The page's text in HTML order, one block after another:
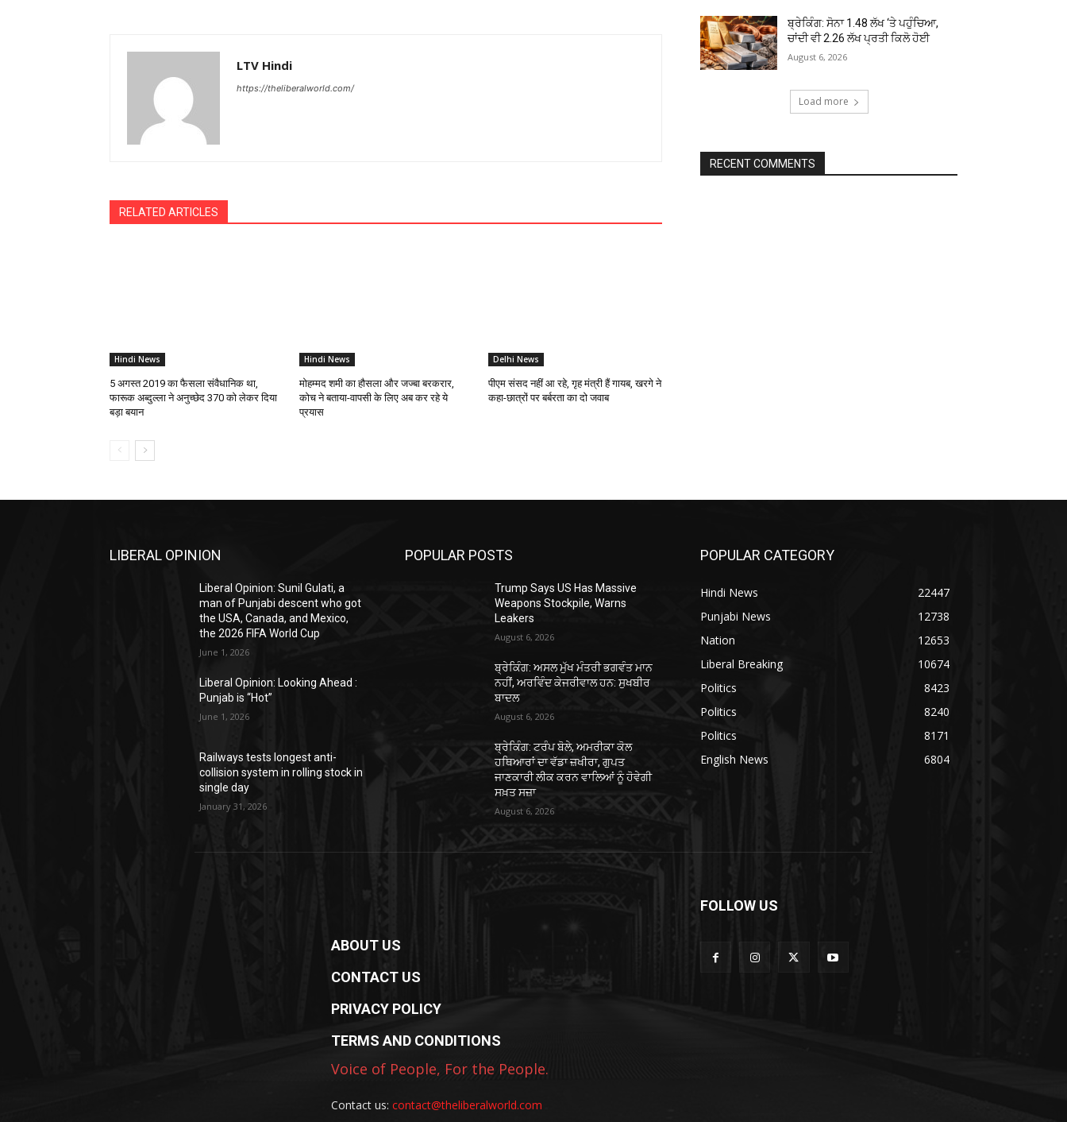
LTV Hindi
https://theliberalworld.com/
RELATED ARTICLES
Hindi News
5 अगस्त 2019 का फैसला संवैधानिक था,
फारूक अब्दुल्ला ने अनुच्छेद 370 को लेकर दिया
बड़ा बयान
Hindi News
मोहम्मद शमी का हौसला और जज्बा बरकरार,
कोच ने बताया-वापसी के लिए अब कर रहे ये
प्रयास
Delhi News
पीएम संसद नहीं आ रहे, गृह मंत्री हैं गायब, खरगे ने
कहा-छात्रों पर बर्बरता का दो जवाब
ਬ੍ਰੇਕਿੰਗ: ਸੋਨਾ ₹1.48 ਲੱਖ ‘ਤੇ ਪਹੁੰਚਿਆ,
ਚਾਂਦੀ ਵੀ ₹2.26 ਲੱਖ ਪ੍ਰਤੀ ਕਿਲੋ ਹੋਈ
August 6, 2026
Load more
RECENT COMMENTS
LIBERAL OPINION
Liberal Opinion: Sunil Gulati, a
man of Punjabi descent who got
the USA, Canada, and Mexico,
the 2026 FIFA World Cup
June 1, 2026
Liberal Opinion: Looking Ahead :
Punjab is “Hot”
June 1, 2026
Railways tests longest anti-
collision system in rolling stock in
single day
January 31, 2026
POPULAR POSTS
Trump Says US Has Massive
Weapons Stockpile, Warns
Leakers
August 6, 2026
ਬ੍ਰੇਕਿੰਗ: ਅਸਲ ਮੁੱਖ ਮੰਤਰੀ ਭਗਵੰਤ ਮਾਨ
ਨਹੀਂ, ਅਰਵਿੰਦ ਕੇਜਰੀਵਾਲ ਹਨ: ਸੁਖਬੀਰ
ਬਾਦਲ
August 6, 2026
ਬ੍ਰੇਕਿੰਗ: ਟਰੰਪ ਬੋਲੇ, ਅਮਰੀਕਾ ਕੋਲ
ਹਥਿਆਰਾਂ ਦਾ ਵੱਡਾ ਜ਼ਖੀਰਾ, ਗੁਪਤ
ਜਾਣਕਾਰੀ ਲੀਕ ਕਰਨ ਵਾਲਿਆਂ ਨੂੰ ਹੋਵੇਗੀ
ਸਖ਼ਤ ਸਜ਼ਾ
August 6, 2026
POPULAR CATEGORY
Hindi News
22447
Punjabi News
12738
Nation
12653
Liberal Breaking
10674
Politics
8423
Politics
8240
Politics
8171
English News
6804
ABOUT US
CONTACT US
PRIVACY POLICY
TERMS AND CONDITIONS
Voice of People, For the People.
Contact us: contact@theliberalworld.com
FOLLOW US